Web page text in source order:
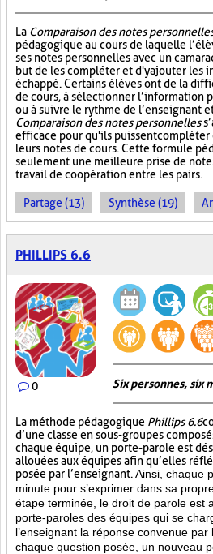
La Comparaison des notes
pédagogique au cours de laquelle
ses notes personnelles avec un
but de les compléter et d'y ajouter les
échappé. Certains élèves ont de la
de cours, à sélectionner l’information
ou à suivre le rythme de l’enseignant
Comparaison des notes personnelles
efficace pour qu'ils puissent compléter
leurs notes de cours. Cette formule
seulement une meilleure prise de
travail de coopération entre les pairs.
Partage (13) Synthèse (19)
PHILLIPS 6.6
0 Six personnes, six
La méthode pédagogique Phillips 6.6
d’une classe en sous-groupes
chaque équipe, un porte-parole est
allouées aux équipes afin qu’elles
posée par l’enseignant. Ainsi, chaque
minute pour s’exprimer dans sa
étape terminée, le droit de parole est
porte-paroles des équipes qui se
l’enseignant la réponse convenue
chaque question posée, un nouveau